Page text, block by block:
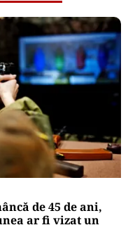
de 45 de ani,
ar fi vizat un